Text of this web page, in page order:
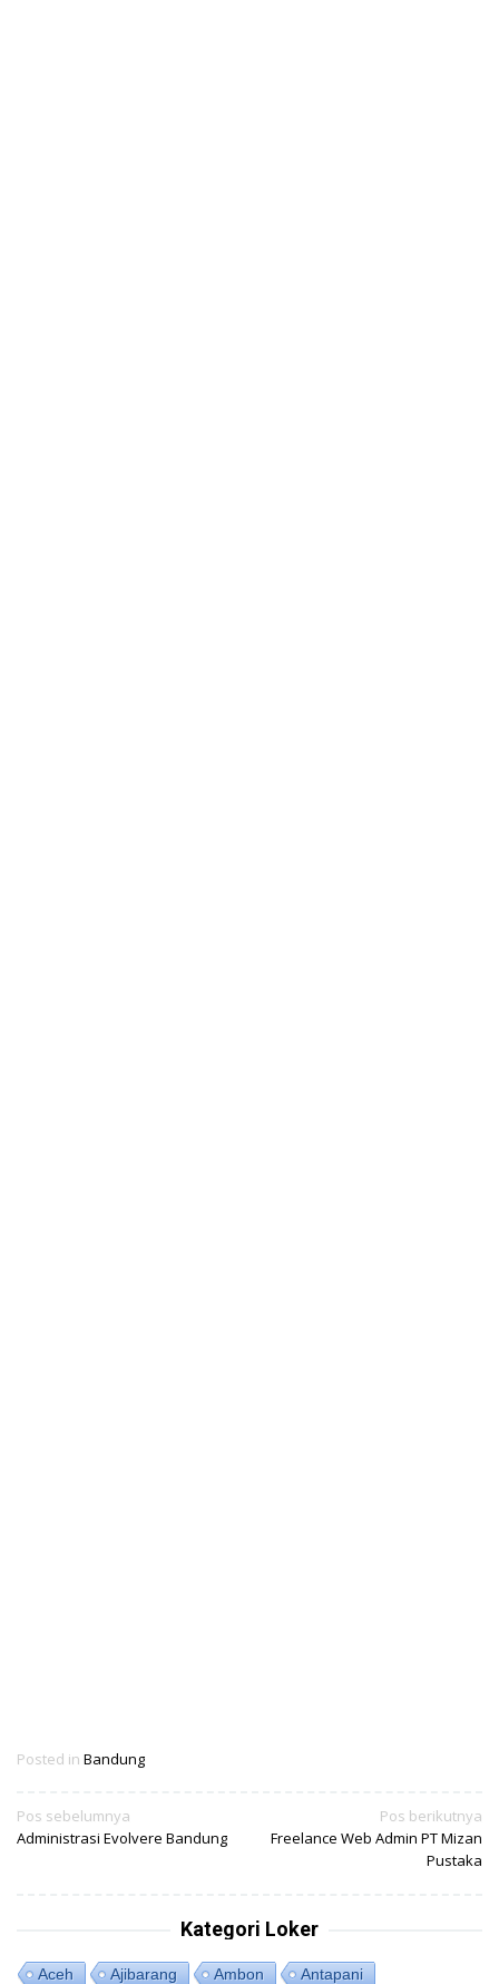
Posted in Bandung
Navigasi
pos
Pos sebelumnya
Administrasi Evolvere Bandung
Pos berikutnya
Freelance Web Admin PT Mizan
Pustaka
Kategori Loker
Aceh Ajibarang Ambon
Antapani